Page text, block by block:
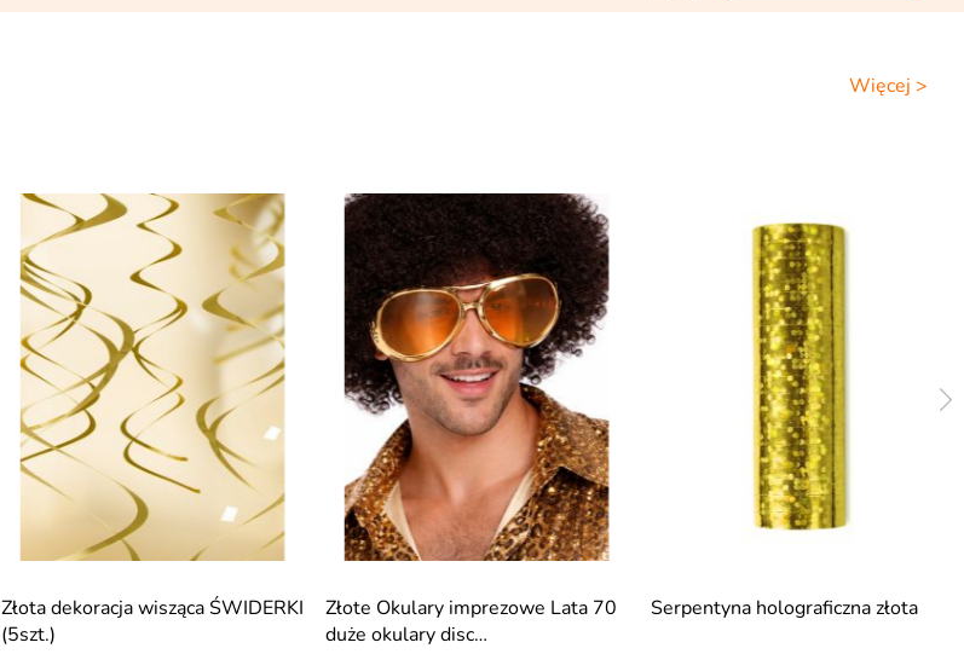
Więcej >
Złota dekoracja wisząca ŚWIDERKI
(5szt.)
Złote Okulary imprezowe Lata 70
duże okulary disc…
Serpentyna holograficzna złota